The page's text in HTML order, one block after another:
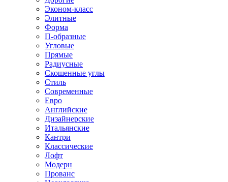
Эконом-класс
Элитные
Форма
П-образные
Угловые
Прямые
Радиусные
Скошенные углы
Стиль
Современные
Евро
Английские
Дизайнерские
Итальянские
Кантри
Классические
Лофт
Модерн
Прованс